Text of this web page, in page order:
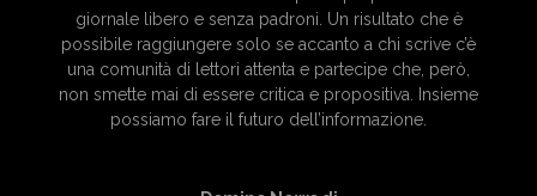
giornale libero e senza padroni. Un risultato che è
possibile raggiungere solo se accanto a chi scrive c’è
una comunità di lettori attenta e partecipe che, però,
non smette mai di essere critica e propositiva. Insieme
possiamo fare il futuro dell’informazione.